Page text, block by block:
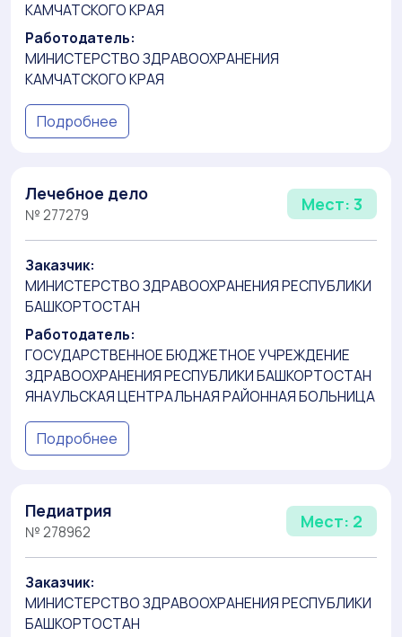
КАМЧАТСКОГО КРАЯ
Работодатель:
МИНИСТЕРСТВО ЗДРАВООХРАНЕНИЯ
КАМЧАТСКОГО КРАЯ
Подробнее
Лечебное дело
№ 277279
Мест: 3
Заказчик:
МИНИСТЕРСТВО ЗДРАВООХРАНЕНИЯ РЕСПУБЛИКИ
БАШКОРТОСТАН
Работодатель:
ГОСУДАРСТВЕННОЕ БЮДЖЕТНОЕ УЧРЕЖДЕНИЕ
ЗДРАВООХРАНЕНИЯ РЕСПУБЛИКИ БАШКОРТОСТАН
ЯНАУЛЬСКАЯ ЦЕНТРАЛЬНАЯ РАЙОННАЯ БОЛЬНИЦА
Подробнее
Педиатрия
№ 278962
Мест: 2
Заказчик:
МИНИСТЕРСТВО ЗДРАВООХРАНЕНИЯ РЕСПУБЛИКИ
БАШКОРТОСТАН